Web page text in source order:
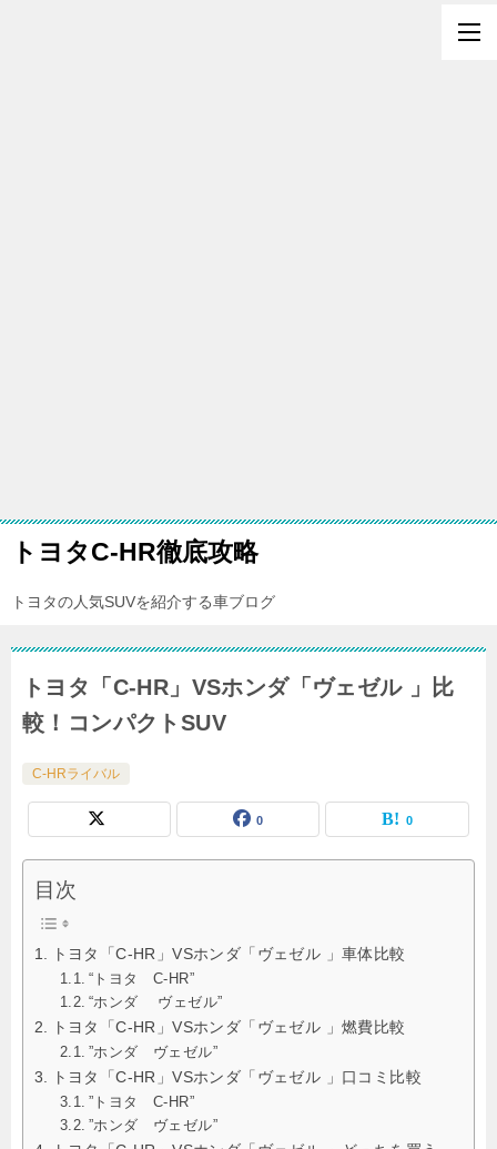
トヨタC-HR徹底攻略
トヨタの人気SUVを紹介する車ブログ
トヨタ「C-HR」VSホンダ「ヴェゼル 」比
較！コンパクトSUV
C-HRライバル
0 0
目次
トヨタ「C-HR」VSホンダ「ヴェゼル 」車体比較
“トヨタ C-HR”
“ホンダ ヴェゼル”
トヨタ「C-HR」VSホンダ「ヴェゼル 」燃費比較
”ホンダ ヴェゼル”
トヨタ「C-HR」VSホンダ「ヴェゼル 」口コミ比較
”トヨタ C-HR”
”ホンダ ヴェゼル”